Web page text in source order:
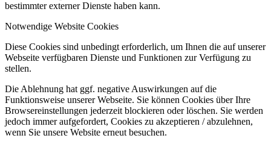
bestimmter externer Dienste haben kann.
Notwendige Website Cookies
Diese Cookies sind unbedingt erforderlich, um Ihnen die auf unserer
Webseite verfügbaren Dienste und Funktionen zur Verfügung zu
stellen.
Die Ablehnung hat ggf. negative Auswirkungen auf die
Funktionsweise unserer Webseite. Sie können Cookies über Ihre
Browsereinstellungen jederzeit blockieren oder löschen. Sie werden
jedoch immer aufgefordert, Cookies zu akzeptieren / abzulehnen,
wenn Sie unsere Website erneut besuchen.